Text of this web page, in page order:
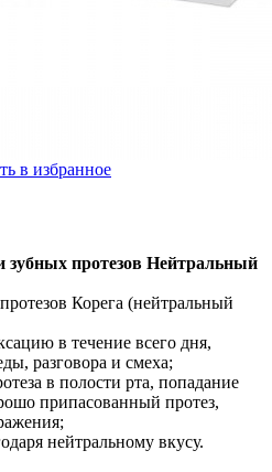
в избранное
зубных протезов Нейтральный
Корега (нейтральный
в течение всего дня,
разговора и смеха;
в полости рта, попадание
припасованный протез,
нейтральному вкусу.